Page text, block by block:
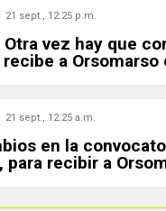
21 sept., 12:25 p.m.
Otra vez hay que
a Orsomarso
21 sept., 12:25 a.m.
en la
para recibir a